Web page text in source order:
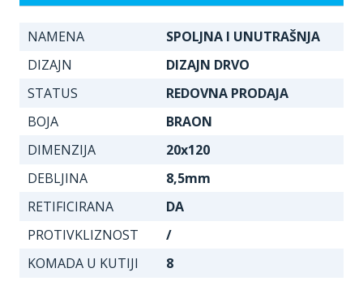
NAMENA
SPOLJNA I UNUTRAŠNJA
DIZAJN
DIZAJN DRVO
STATUS
REDOVNA PRODAJA
BOJA
BRAON
DIMENZIJA
20x120
DEBLJINA
8,5mm
RETIFICIRANA
DA
PROTIVKLIZNOST
/
KOMADA U KUTIJI
8